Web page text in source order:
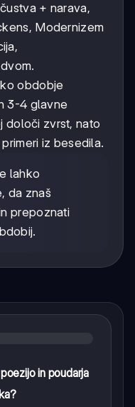
+ narava,
Modernizem
obdobje
3-4 glavne
določi zvrst, nato
iz besedila.
lahko
da znaš
prepoznati
in poudarja